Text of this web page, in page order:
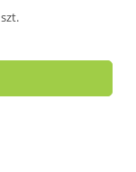
szt.